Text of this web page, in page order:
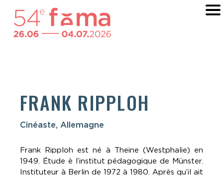
FRANK RIPPLOH
Cinéaste, Allemagne
Frank Ripploh est né à Theine (Westphalie) en
1949. Étude è l’institut pédagogique de Münster.
Instituteur à Berlin de 1972 à 1980. Après qu’il ait